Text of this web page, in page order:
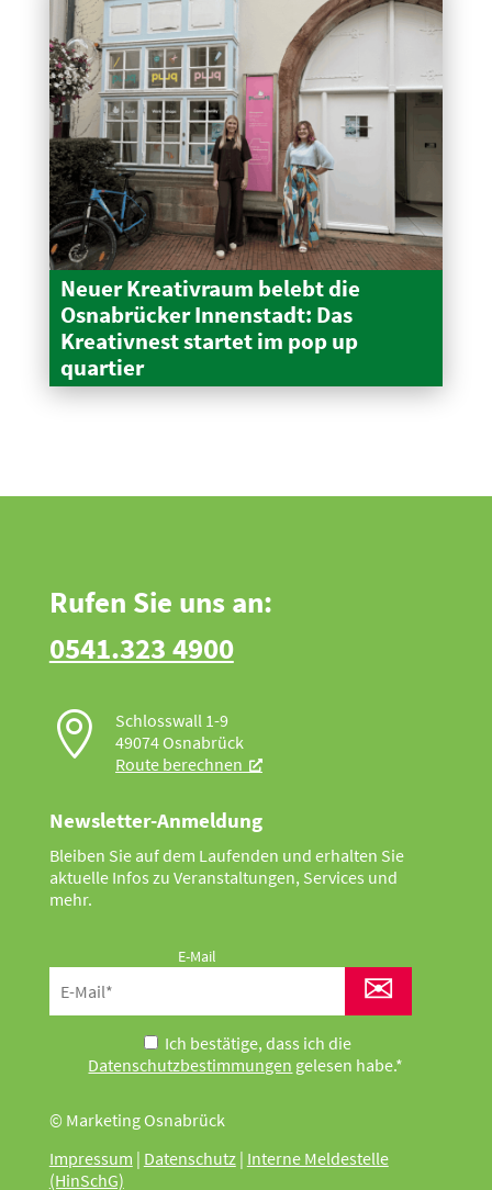
Neuer Kreativraum belebt die
Osnabrücker Innen­stadt: Das
Kreativnest startet im pop up
quartier
Rufen Sie uns an:
0541.323 4900

Schlosswall 1-9
49074 Osnabrück
Route berechnen
Newsletter-Anmeldung
Bleiben Sie auf dem Laufenden und erhalten Sie
aktuelle Infos zu Veranstaltungen, Services und
mehr.
E-Mail
✉
Ich bestätige, dass ich die
Datenschutzbestimmungen gelesen habe.*
© Marketing Osnabrück
Impressum | Datenschutz| Interne Meldestelle
(HinSchG)